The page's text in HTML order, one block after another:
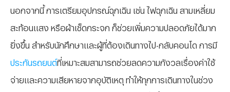
นอกจากนี้ การเตรียมอุปกรณ์ฉุกเฉิน เช่น ไฟฉุกเฉิน สามเหลี่ยม
สะท้อนแสง หรือผ้าเช็ดกระจก ก็ช่วยเพิ่มความปลอดภัยได้มาก
ยิ่งขึ้น สำหรับนักศึกษาและผู้ที่ต้องเดินทางไป-กลับคอนโด การมี
ประกันรถยนต์ที่เหมาะสมสามารถช่วยลดความกังวลเรื่องค่าใช้
จ่ายและความเสียหายจากอุบัติเหตุ ทำให้ทุกการเดินทางในช่วง